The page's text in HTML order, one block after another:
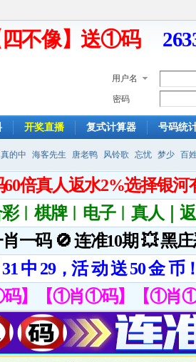
四不像】送①码
用户名
密码
开奖直播 复式计算器 号码统
真的中 海客先生 唐老鸭 风铃歌 忘忧 梦少 百